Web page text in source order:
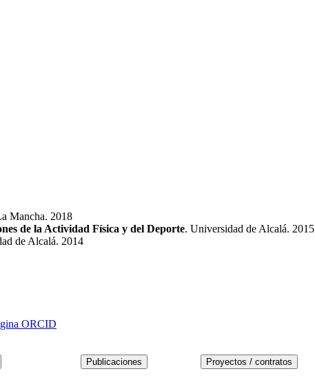
Mancha. 2018
de la Actividad Física y del Deporte. Universidad de Alcalá. 2015
de Alcalá. 2014
ORCID